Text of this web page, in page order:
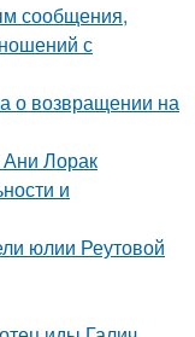
сообщения,
с
о возвращении на
Ани Лорак
и
юлии Реутовой